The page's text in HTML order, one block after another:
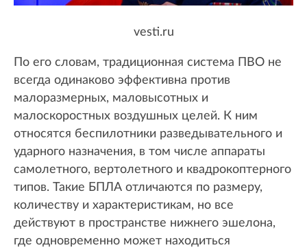
vesti.ru
По его словам, традиционная система ПВО не
всегда одинаково эффективна против
малоразмерных, маловысотных и
малоскоростных воздушных целей. К ним
относятся беспилотники разведывательного и
ударного назначения, в том числе аппараты
самолетного, вертолетного и квадрокоптерного
типов. Такие БПЛА отличаются по размеру,
количеству и характеристикам, но все
действуют в пространстве нижнего эшелона,
где одновременно может находиться